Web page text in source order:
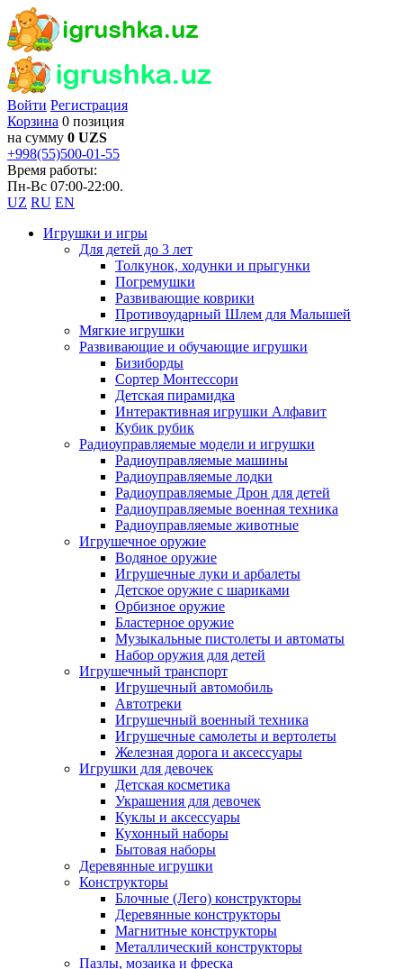
Войти Регистрация
Корзина 0 позиция
на сумму 0 UZS
+998(55)500-01-55
Время работы:
Пн-Вс 07:00-22:00.
UZ RU EN
Игрушки и игры
Для детей до 3 лет
Толкунок, ходунки и прыгунки
Погремушки
Развивающие коврики
Противоударный Шлем для Малышей
Мягкие игрушки
Развивающие и обучающие игрушки
Бизиборды
Сортер Монтессори
Детская пирамидка
Интерактивная игрушки Алфавит
Кубик рубик
Радиоуправляемые модели и игрушки
Радиоуправляемые машины
Радиоуправляемые лодки
Радиоуправляемые Дрон для детей
Радиоуправляемые военная техника
Радиоуправляемые животные
Игрушечное оружие
Водяное оружие
Игрушечные луки и арбалеты
Детское оружие с шариками
Орбизное оружие
Бластерное оружие
Музыкальные пистолеты и автоматы
Набор оружия для детей
Игрушечный транспорт
Игрушечный автомобиль
Aвтотреки
Игрушечный военный техника
Игрушечные самолеты и вертолеты
Железная дорога и аксессуары
Игрушки для девочек
Детская косметика
Украшения для девочек
Куклы и аксессуары
Кухонный наборы
Бытовая наборы
Деревянные игрушки
Конструкторы
Блочные (Лего) конструкторы
Деревянные конструкторы
Магнитные конструкторы
Металлический конструкторы
Пазлы, мозаика и фреска